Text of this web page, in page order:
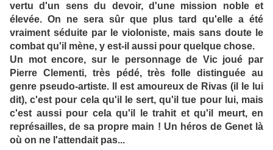
vertu d'un sens du devoir, d'une mission noble et
élevée. On ne sera sûr que plus tard qu'elle a été
vraiment séduite par le violoniste, mais sans doute le
combat qu'il mène, y est-il aussi pour quelque chose.
Un mot encore, sur le personnage de Vic joué par
Pierre Clementi, très pédé, très folle distinguée au
genre pseudo-artiste. Il est amoureux de Rivas (il le lui
dit), c'est pour cela qu'il le sert, qu'il tue pour lui, mais
c'est aussi pour cela qu'il le trahit et qu'il meurt, en
représailles, de sa propre main ! Un héros de Genet là
où on ne l'attendait pas...